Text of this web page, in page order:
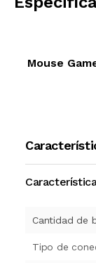
Mouse
Cantidad de
Tipo de